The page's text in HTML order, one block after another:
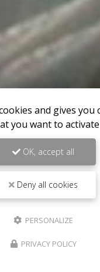
and gives you
you want to activate
OK, accept all
Deny all cookies
PERSONALIZE
PRIVACY POLICY